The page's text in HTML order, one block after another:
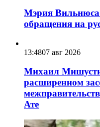
Мэрия Вильнюса
обращения на
13:4807 авг 2026
Михаил
расширенном
Ате